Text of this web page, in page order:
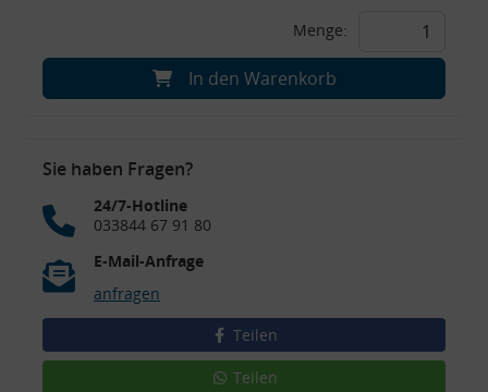
Menge:
In den Warenkorb
Sie haben Fragen?
24/7-Hotline
033844 67 91 80
E-Mail-Anfrage
anfragen
Teilen
Teilen